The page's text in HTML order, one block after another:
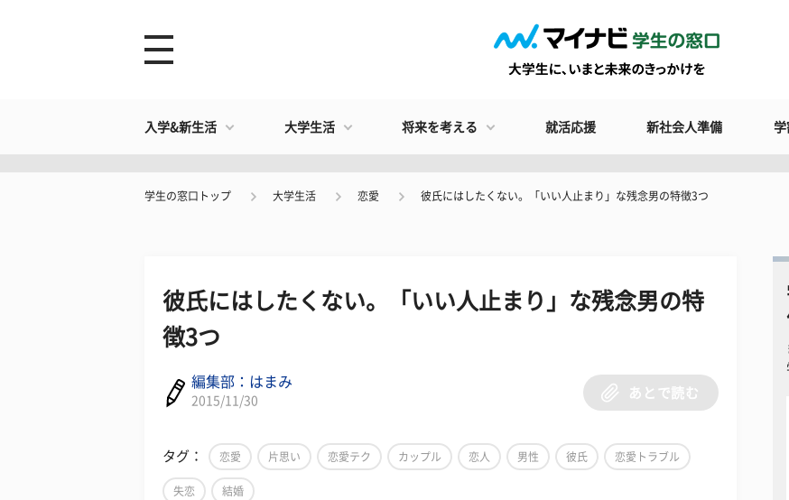
入学&新生活 大学生活 将来を考える 就活応援 新社会人準備 学
学生の窓口トップ 大学生活 恋愛 彼氏にはしたくない。「いい人止まり」な残念男の特徴3つ
彼氏にはしたくない。「いい人止まり」な残念男の特
徴3つ
編集部：はまみ
2015/11/30
あとで読む
タグ： 恋愛 片思い 恋愛テク カップル 恋人 男性 彼氏 恋愛トラブル
失恋 結婚